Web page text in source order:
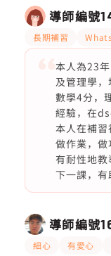
導師編號
長期補習
本人為23
及管理學
數學4分，
經驗，在
本人在補
做作業，
有耐性地
下一課，有
導師編號
細心 有愛心